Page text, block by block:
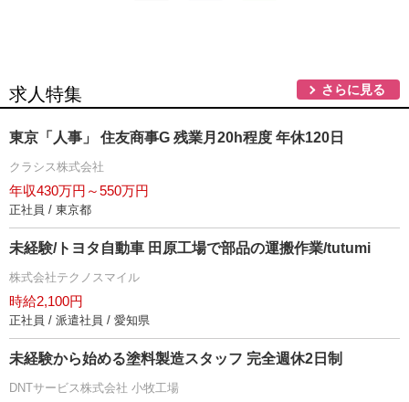
求人特集 さらに見る
東京「人事」 住友商事G 残業月20h程度 年休120日
クラシス株式会社
年収430万円～550万円
正社員 / 東京都
未経験/トヨタ自動車 田原工場で部品の運搬作業/tutumi
株式会社テクノスマイル
時給2,100円
正社員 / 派遣社員 / 愛知県
未経験から始める塗料製造スタッフ 完全週休2日制
DNTサービス株式会社 小牧工場